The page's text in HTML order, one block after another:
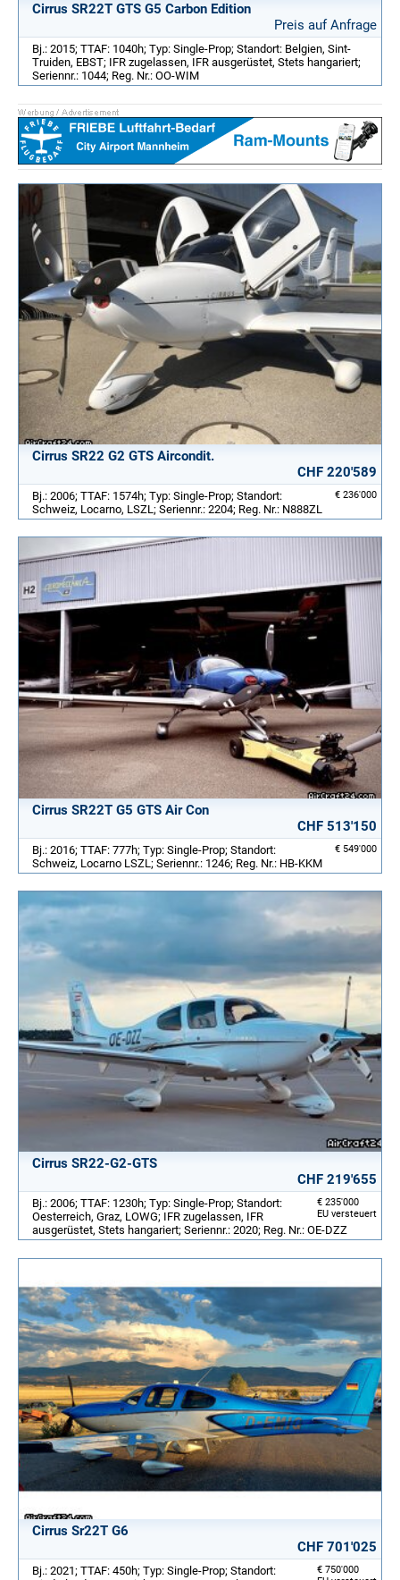
Cirrus SR22T GTS G5 Carbon Edition
Preis auf Anfrage
Bj.: 2015; TTAF: 1040h; Typ: Single-Prop; Standort: Belgien, Sint-
Truiden, EBST; IFR zugelassen, IFR ausgerüstet, Stets hangariert;
Seriennr.: 1044; Reg. Nr.: OO-WIM
Cirrus SR22 G2 GTS Aircondit.
CHF 220'589
€ 236'000
Bj.: 2006; TTAF: 1574h; Typ: Single-Prop; Standort:
Schweiz, Locarno, LSZL; Seriennr.: 2204; Reg. Nr.: N888ZL
Cirrus SR22T G5 GTS Air Con
CHF 513'150
€ 549'000
Bj.: 2016; TTAF: 777h; Typ: Single-Prop; Standort:
Schweiz, Locarno LSZL; Seriennr.: 1246; Reg. Nr.: HB-KKM
Cirrus SR22-G2-GTS
CHF 219'655
€ 235'000
EU versteuert
Bj.: 2006; TTAF: 1230h; Typ: Single-Prop; Standort:
Oesterreich, Graz, LOWG; IFR zugelassen, IFR
ausgerüstet, Stets hangariert; Seriennr.: 2020; Reg. Nr.: OE-DZZ
Cirrus Sr22T G6
CHF 701'025
€ 750'000
Bj.: 2021; TTAF: 450h; Typ: Single-Prop; Standort: